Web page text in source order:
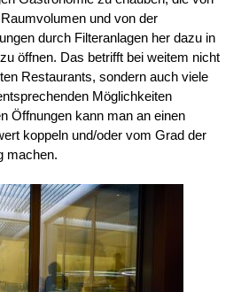
und von der
durch Filteranlagen her dazu in
öffnen. Das betrifft bei weitem nicht
Restaurants, sondern auch viele
Möglichkeiten
Öffnungen kann man an einen
koppeln und/oder vom Grad der
machen.